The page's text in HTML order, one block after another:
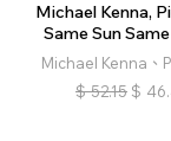
Michael Kenna,
Same Sun
Michael Kenna、
$ 52.15 $